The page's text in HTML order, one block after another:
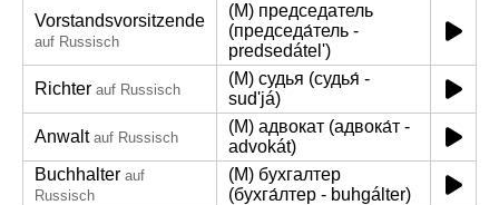
Vorstandsvorsitzende
auf Russisch
(M) председатель
(председа́тель -
predsedátel')
Richter auf Russisch
(M) судья (судья́ -
sud'já)
Anwalt auf Russisch
(M) адвокат (адвока́т -
advokát)
Buchhalter auf
Russisch
(M) бухгалтер
(бухга́лтер - buhgálter)